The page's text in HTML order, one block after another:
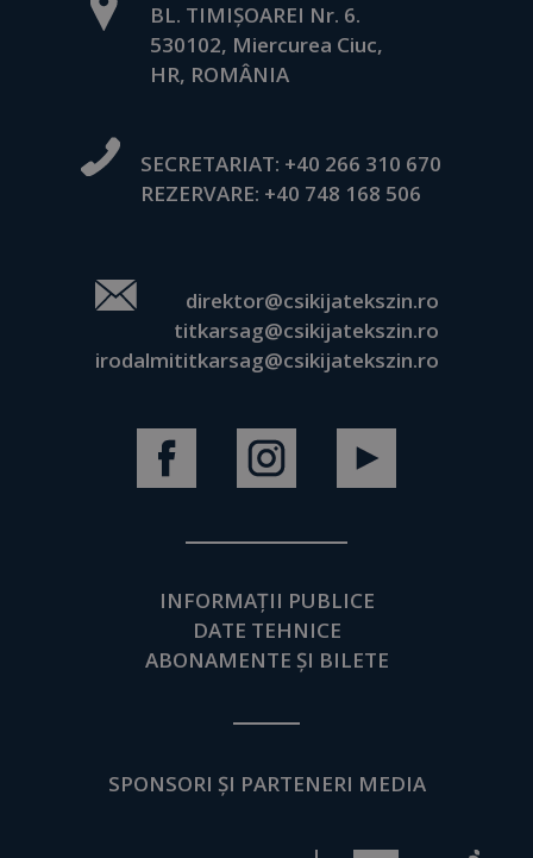
BL. TIMIȘOAREI Nr. 6.
530102, Miercurea Ciuc,
HR, ROMÂNIA
SECRETARIAT: +40 266 310 670
REZERVARE: +40 748 168 506
direktor@csikijatekszin.ro
titkarsag@csikijatekszin.ro
irodalmititkarsag@csikijatekszin.ro
INFORMAȚII PUBLICE
DATE TEHNICE
ABONAMENTE ȘI BILETE
SPONSORI ȘI PARTENERI MEDIA